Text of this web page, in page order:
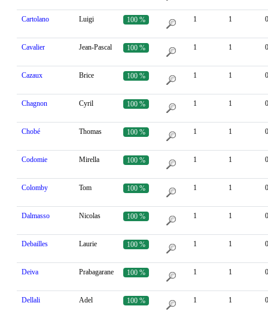
Cartolano Luigi 100 % 1 1 0
Cavalier Jean-Pascal 100 % 1 1 0
Cazaux Brice 100 % 1 1 0
Chagnon Cyril 100 % 1 1 0
Chobé Thomas 100 % 1 1 0
Codomie Mirella 100 % 1 1 0
Colomby Tom 100 % 1 1 0
Dalmasso Nicolas 100 % 1 1 0
Debailles Laurie 100 % 1 1 0
Deiva Prabagarane 100 % 1 1 0
Dellali Adel 100 % 1 1 0